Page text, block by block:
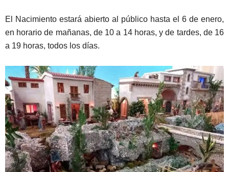
El Nacimiento estará abierto al público hasta el 6 de enero,
en horario de mañanas, de 10 a 14 horas, y de tardes, de 16
a 19 horas, todos los días.